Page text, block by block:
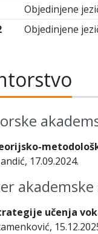
Objedinjene
Objedinjene
17.09.2024.
učenja